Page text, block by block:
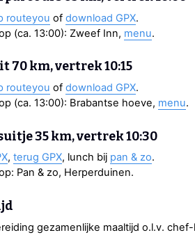
routeyou of download GPX.
(ca. 13:00): Zweef Inn, menu.
70 km, vertrek 10:15
routeyou of download GPX.
(ca. 13:00): Brabantse hoeve, menu.
35 km, vertrek 10:30
, terug GPX, lunch bij pan & zo.
Pan & zo, Herperduinen.
gezamenlijke maaltijd o.l.v.